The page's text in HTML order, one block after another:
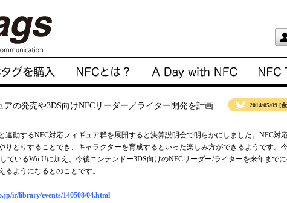
アの発売や3DS向けNFCリーダー／ライター開発を計画 2014/05/09 [
連動するNFC対応フィギュア群を展開すると決算説明会で明らかにしました。NFC対
りとりすることでき、キャラクターを育成するといった楽しみ方ができるようです。
ているWii Uに加え、今後ニンテンドー3DS向けのNFCリーダー/ライターを来年まで
るようになるとのことです。
ir/library/events/140508/04.html